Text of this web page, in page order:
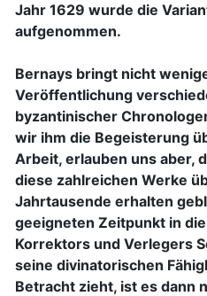
Jahr 1629 wurde die
aufgenommen.
Bernays bringt nicht
Veröffentlichung
byzantinischer
wir ihm die Begeisterung
Arbeit, erlauben uns aber,
diese zahlreichen Werke
Jahrtausende erhalten
geeigneten Zeitpunkt in
Korrektors und Verlegers
seine divinatorischen
Betracht zieht, ist es dann